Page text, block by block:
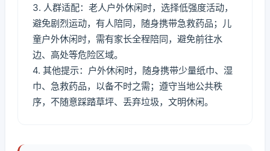
3. 人群适配：老人户外休闲时，选择低强度活动，
避免剧烈运动，有人陪同，随身携带急救药品；儿
童户外休闲时，需有家长全程陪同，避免前往水
边、高处等危险区域。
4. 其他提示：户外休闲时，随身携带少量纸巾、湿
巾、急救药品，以备不时之需；遵守当地公共秩
序，不随意踩踏草坪、丢弃垃圾，文明休闲。